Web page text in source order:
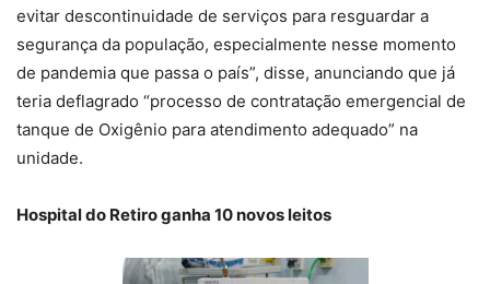
evitar descontinuidade de serviços para resguardar a
segurança da população, especialmente nesse momento
de pandemia que passa o país”, disse, anunciando que já
teria deflagrado “processo de contratação emergencial de
tanque de Oxigênio para atendimento adequado” na
unidade.
Hospital do Retiro ganha 10 novos leitos